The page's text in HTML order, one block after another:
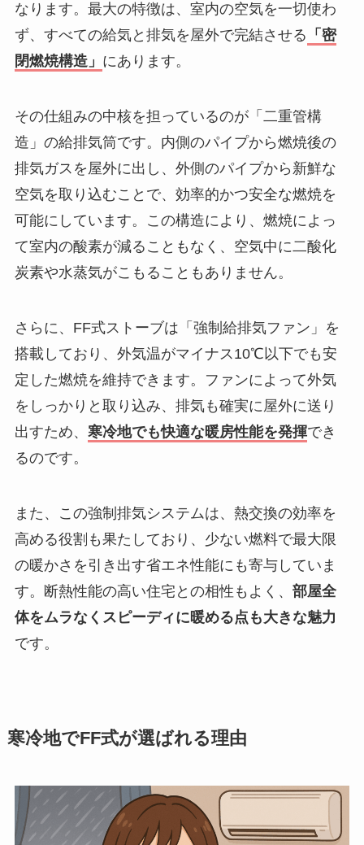
なります。最大の特徴は、室内の空気を一切使わ
ず、すべての給気と排気を屋外で完結させる 「密
閉燃焼構造」 にあります。
その仕組みの中核を担っているのが「二重管構
造」の給排気筒です。内側のパイプから燃焼後の
排気ガスを屋外に出し、外側のパイプから新鮮な
空気を取り込むことで、効率的かつ安全な燃焼を
可能にしています。この構造により、燃焼によっ
て室内の酸素が減ることもなく、空気中に二酸化
炭素や水蒸気がこもることもありません。
さらに、FF式ストーブは「強制給排気ファン」を
搭載しており、外気温がマイナス10℃以下でも安
定した燃焼を維持できます。ファンによって外気
をしっかりと取り込み、排気も確実に屋外に送り
出すため、 寒冷地でも快適な暖房性能を発揮でき
るのです。
また、この強制排気システムは、熱交換の効率を
高める役割も果たしており、少ない燃料で最大限
の暖かさを引き出す省エネ性能にも寄与していま
す。断熱性能の高い住宅との相性もよく、 部屋全
体をムラなくスピーディに暖める点も大きな魅力
です。
寒冷地でFF式が選ばれる理由